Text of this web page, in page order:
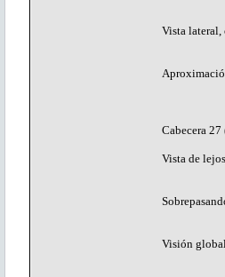
Vista lateral,
Cabecera 27
Vista de
Visión